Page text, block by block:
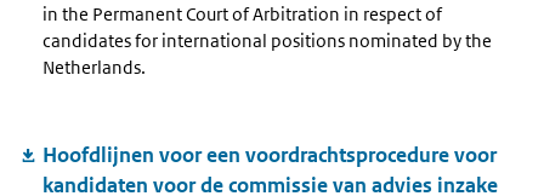
in the Permanent Court of Arbitration in respect of
candidates for international positions nominated by the
Netherlands.
Hoofdlijnen voor een voordrachtsprocedure voor
kandidaten voor de commissie van advies inzake